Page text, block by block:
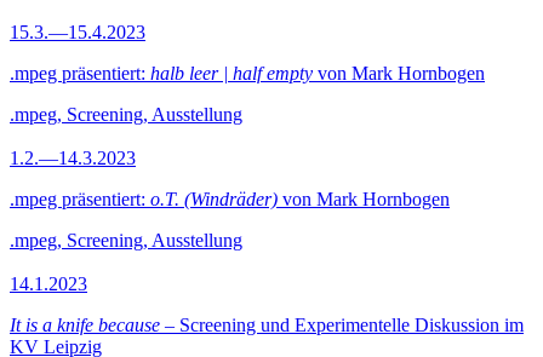
15.3.—15.4.2023
.mpeg präsentiert: halb leer | half empty von Mark Hornbogen
.mpeg, Screening, Ausstellung
1.2.—14.3.2023
.mpeg präsentiert: o.T. (Windräder) von Mark Hornbogen
.mpeg, Screening, Ausstellung
14.1.2023
It is a knife because – Screening und Experimentelle Diskussion im
KV Leipzig